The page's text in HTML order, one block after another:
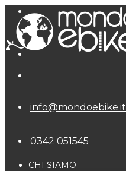
info@mondoebike.it
0342 051545
CHI SIAMO